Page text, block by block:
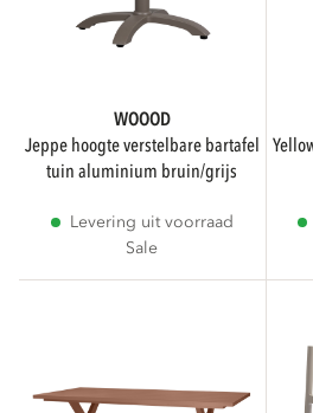
WOOOD
jeppe hoogte verstelbare bartafel
tuin aluminium bruin/grijs
Levering uit voorraad
Sale
yellow tuinstoel touw/aluminium